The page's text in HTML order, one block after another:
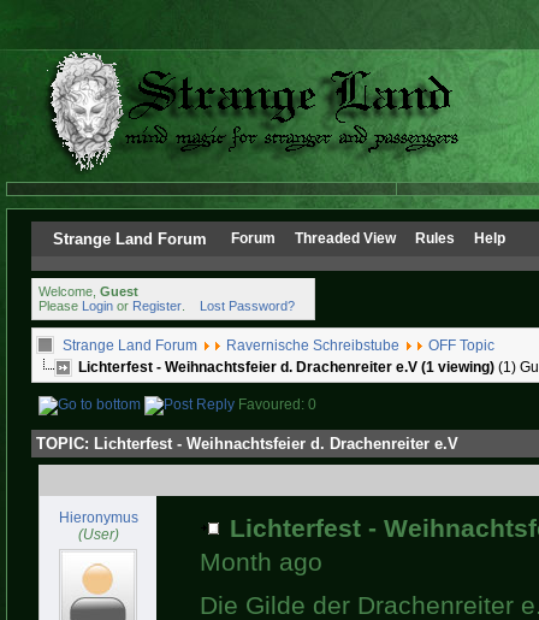
Strange Land Forum Forum Threaded View Rules Help
Welcome, Guest
Please Login or Register Lost Password?
Strange Land Forum Ravernische Schreibstube
OFF Topic
Lichterfest - Weihnachtsfeier d. Drachenreiter e.V (1 viewing) (1)
Favoured: 0
TOPIC: Lichterfest - Weihnachtsfeier d. Drachenreiter e.V
Hieronymus
(User)
Lichterfest -
Month ago
Die Gilde der Drachenreiter